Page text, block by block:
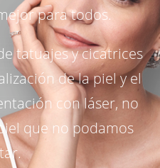
para todos.
tatuajes y cicatrices
de la piel y el
con láser, no
que no podamos